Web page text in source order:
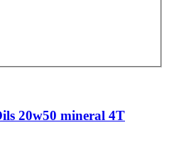
20w50 mineral 4T